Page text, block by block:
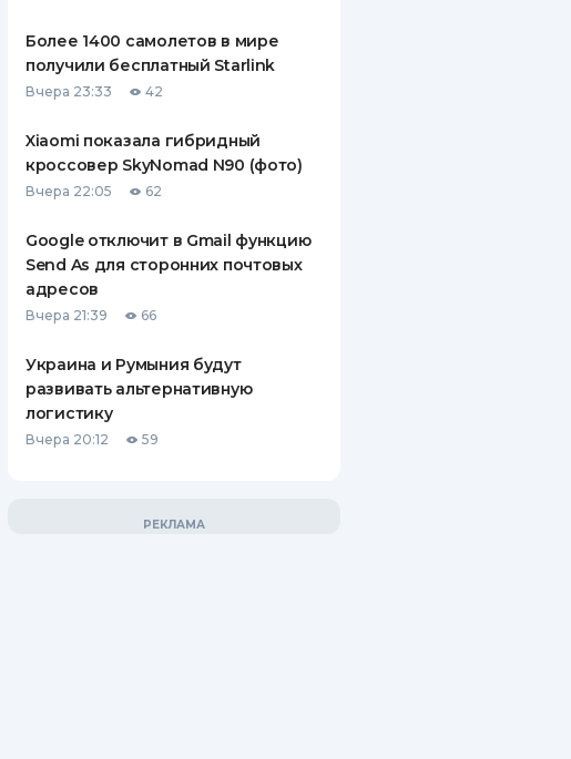
ПУТЕВОДИТЕЛИ ПО
СТРАХОВАНИЮ
ВСЕ СТРАХОВЫЕ ПОЛИСЫ
СТРАХОВЫЕ КОМПАНИИ
ОТЗЫВЫ О СТРАХОВЫХ
ДОСТАВКА И ОПЛАТА
КОНТАКТЫ
Более 1400 самолетов в мире
получили бесплатный Starlink
Вчера 23:33 42
Xiaomi показала гибридный
кроссовер SkyNomad N90 (фото)
Вчера 22:05 62
Google отключит в Gmail функцию
Send As для сторонних почтовых
адресов
Вчера 21:39 66
Украина и Румыния будут
развивать альтернативную
логистику
Вчера 20:12 59